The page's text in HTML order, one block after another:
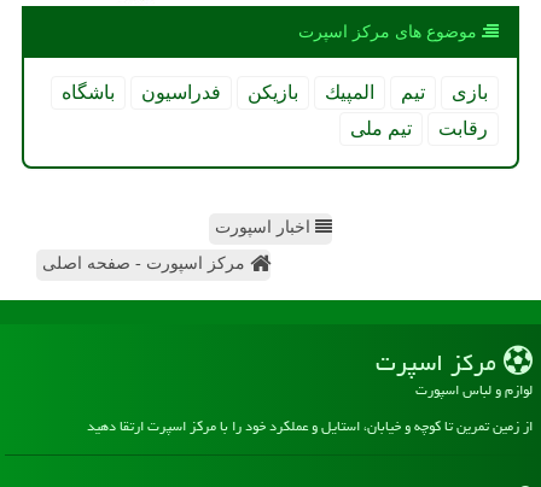
موضوع های مركز اسپرت
بازی تیم المپیك بازیكن فدراسیون
باشگاه
رقابت
تیم ملی
اخبار اسپورت
مرکز اسپورت - صفحه اصلی
مركز اسپرت
لوازم و لباس اسپورت
از زمین تمرین تا کوچه و خیابان، استایل و عملکرد خود را با مرکز اسپرت ارتقا دهید